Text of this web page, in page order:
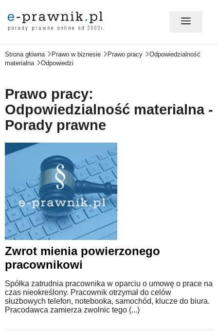
MÓJ E-PRAWNIK - LOGOWANIE
PORADY PRAWNE ONLINE
PRAWO NA CO DZIEŃ
PRAWO W BIZNESIE
ZMIANY W PRAWIE
WZORY DOKUMENTÓW
FORUM PRAWNE
Strona główna Prawo w biznesie Prawo pracy
Odpowiedzialność
materialna
Odpowiedzi
Prawo pracy:
Odpowiedzialność materialna -
Porady prawne
Zwrot mienia powierzonego
pracownikowi
Spółka zatrudnia pracownika w oparciu o umowę o prace na
czas nieokreślony. Pracownik otrzymał do celów
służbowych telefon, notebooka, samochód, klucze do biura.
Pracodawca zamierza zwolnic tego (...)